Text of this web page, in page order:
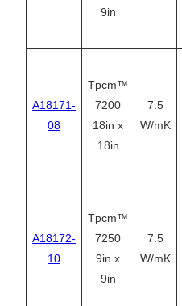
9in
A18171-
08
Tpcm™
7200
18in x
18in
7.5
W/mK
A18172-
10
Tpcm™
7250
9in x
9in
7.5
W/mK